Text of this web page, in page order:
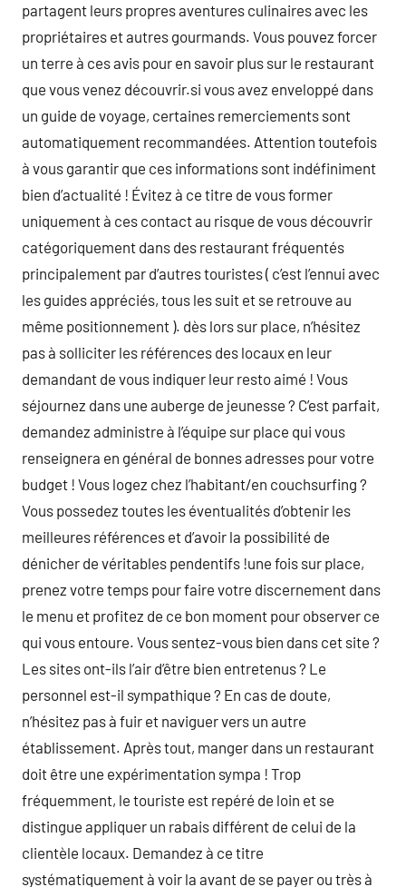
partagent leurs propres aventures culinaires avec les
propriétaires et autres gourmands. Vous pouvez forcer
un terre à ces avis pour en savoir plus sur le restaurant
que vous venez découvrir.si vous avez enveloppé dans
un guide de voyage, certaines remerciements sont
automatiquement recommandées. Attention toutefois
à vous garantir que ces informations sont indéfiniment
bien d’actualité ! Évitez à ce titre de vous former
uniquement à ces contact au risque de vous découvrir
catégoriquement dans des restaurant fréquentés
principalement par d’autres touristes ( c’est l’ennui avec
les guides appréciés, tous les suit et se retrouve au
même positionnement ). dès lors sur place, n’hésitez
pas à solliciter les références des locaux en leur
demandant de vous indiquer leur resto aimé ! Vous
séjournez dans une auberge de jeunesse ? C’est parfait,
demandez administre à l’équipe sur place qui vous
renseignera en général de bonnes adresses pour votre
budget ! Vous logez chez l’habitant/en couchsurfing ?
Vous possedez toutes les éventualités d’obtenir les
meilleures références et d’avoir la possibilité de
dénicher de véritables pendentifs !une fois sur place,
prenez votre temps pour faire votre discernement dans
le menu et profitez de ce bon moment pour observer ce
qui vous entoure. Vous sentez-vous bien dans cet site ?
Les sites ont-ils l’air d’être bien entretenus ? Le
personnel est-il sympathique ? En cas de doute,
n’hésitez pas à fuir et naviguer vers un autre
établissement. Après tout, manger dans un restaurant
doit être une expérimentation sympa ! Trop
fréquemment, le touriste est repéré de loin et se
distingue appliquer un rabais différent de celui de la
clientèle locaux. Demandez à ce titre
systématiquement à voir la avant de se payer ou très à